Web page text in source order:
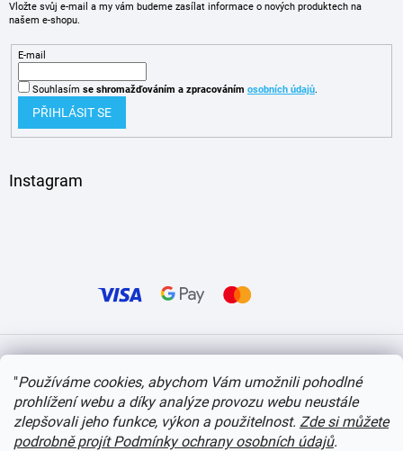
"Používáme cookies, abychom Vám umožnili pohodlné
prohlížení webu a díky analýze provozu webu neustále
zlepšovali jeho funkce, výkon a použitelnost. Zde si můžete
podrobně projít Podmínky ochrany osobních údajů.
Vložte svůj e-mail a my vám budeme zasílat informace o nových produktech na
našem e-shopu.
E-mail
Souhlasím se shromažďováním a zpracováním osobních údajů.
PŘIHLÁSIT SE
Instagram
Copyright 2026 itvlaky.cz . Všechna práva vyhrazena. Upravit nastavení cookies